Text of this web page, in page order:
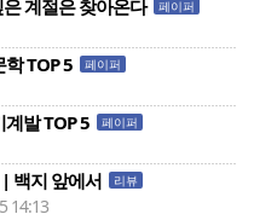
계절은 찾아온다 페이퍼
TOP 5 페이퍼
발 TOP 5 페이퍼
백지 앞에서 리뷰
14:13